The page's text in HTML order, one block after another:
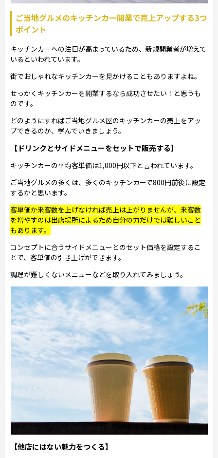
ご当地グルメのキッチンカー開業で売上アップする3つ
ポイント
キッチンカーへの注目が高まっているため、新規開業者が増えて
いるといわれています。
街でおしゃれなキッチンカーを見かけることもありますよね。
せっかくキッチンカーを開業するなら成功させたい！と思うも
のです。
どのようにすればご当地グルメ屋のキッチンカーの売上をアッ
プできるのか、学んでいきましょう。
【ドリンクとサイドメニューをセットで販売する】
キッチンカーの平均客単価は1,000円以下と言われています。
ご当地グルメの多くは、多くのキッチンカーで800円前後に設定
するかと思います。
客単価か来客数を上げなければ売上は上がりませんが、来客数
を増やすのは出店場所によるため自分の力だけでは難しいこと
もあります。
コンセプトに合うサイドメニューとのセット価格を設定するこ
とで、客単価の引き上げができます。
調理が難しくないメニューなどを取り入れてみましょう。
【他店にはない魅力をつくる】